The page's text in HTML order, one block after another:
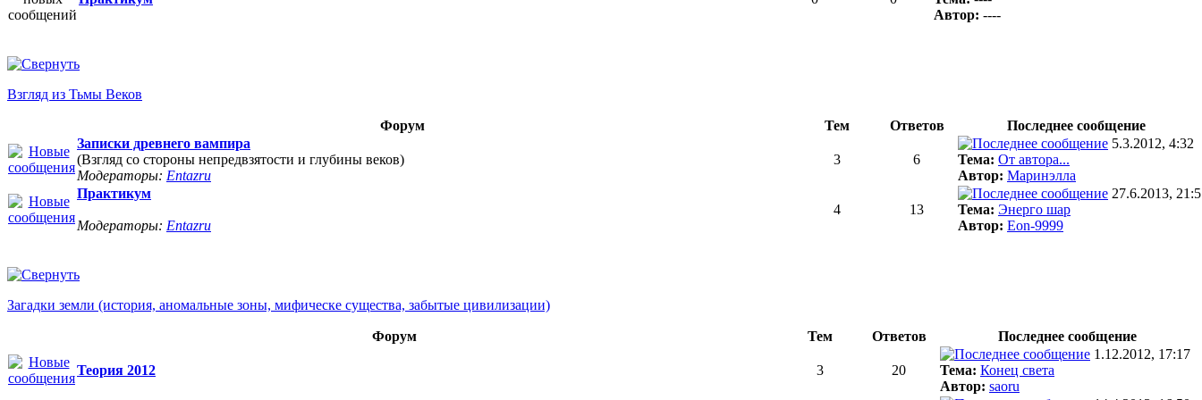
Автор: ----
Взгляд из Тьмы Веков
Форум Тем Ответов
Последнее сообщение
Записки древнего вампира
(Взгляд со стороны непредвзятости и глубины веков)
Модераторы: Entazru
3 6
5.3.2012, 4:32
Тема: От автора...
Автор: Маринэлла
Практикум
Модераторы: Entazru
4 13
27.6.2013,
Тема: Энерго шар
Автор: Eon-9999
Загадки земли (история, аномальные зоны, мифическе существа, забытые цивилизации)
Форум Тем Ответов Последнее сообщение
Теория 2012 3 20
1.12.2012, 17:17
Тема: Конец света
Автор: saoru